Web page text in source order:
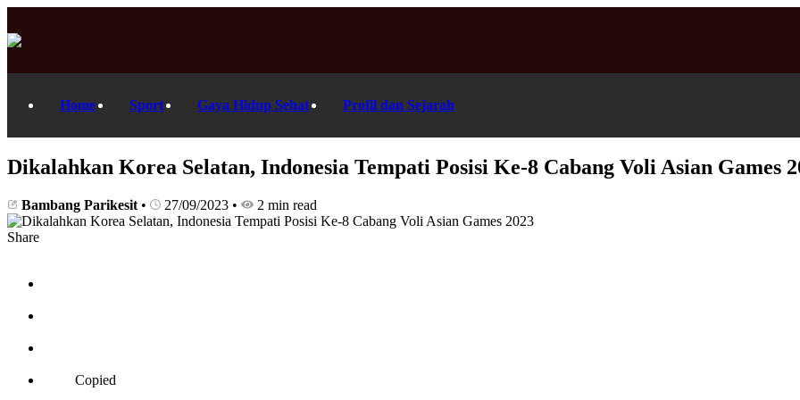
Home Sport Gaya Hidup Sehat Profil dan Sejarah
Dikalahkan Korea Selatan, Indonesia Tempati Posisi Ke-8 Cabang Voli Asian Games
Bambang Parikesit • 27/09/2023 • 2 min read
Share
Copied